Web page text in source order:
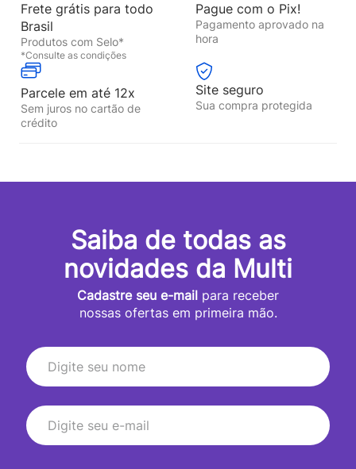
Frete grátis para todo
Brasil
Produtos com Selo*
*Consulte as condições
Pague com o Pix!
Pagamento aprovado na
hora
Parcele em até 12x
Sem juros no cartão de
crédito
Site seguro
Sua compra protegida
Saiba de todas as
novidades da Multi
Cadastre seu e-mail para receber
nossas ofertas em primeira mão.